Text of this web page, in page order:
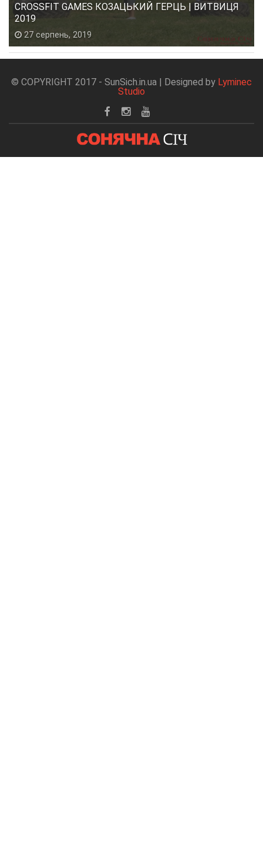
CROSSFIT GAMES КОЗАЦЬКИЙ ГЕРЦЬ | ВИТВИЦЯ
2019
27 серпень, 2019
© COPYRIGHT 2017 - SunSich.in.ua | Designed by Lyminec
Studio